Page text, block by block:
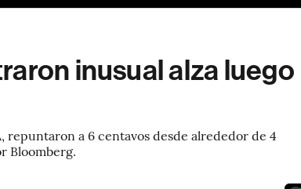
inusual alza luego
repuntaron a 6 centavos desde alrededor de 4
Bloomberg.